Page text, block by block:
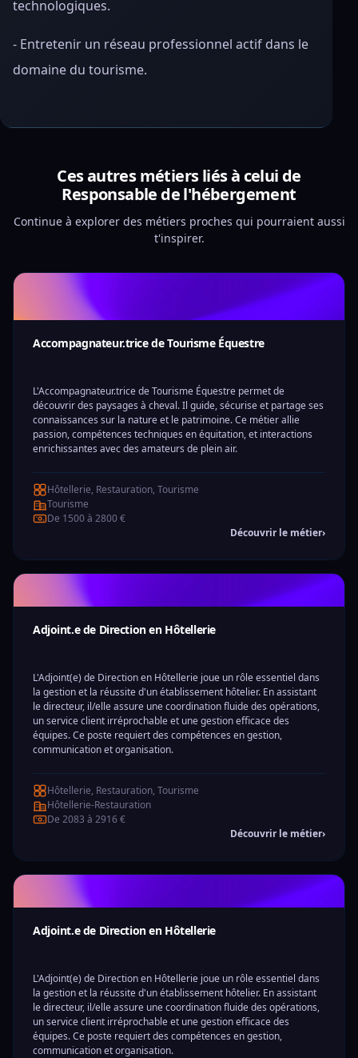
technologiques.
- Entretenir un réseau professionnel actif dans le
domaine du tourisme.
Ces autres métiers liés à celui de
Responsable de l'hébergement
Continue à explorer des métiers proches qui pourraient aussi
t'inspirer.
Accompagnateur.trice de Tourisme Équestre
L'Accompagnateur.trice de Tourisme Équestre permet de
découvrir des paysages à cheval. Il guide, sécurise et partage ses
connaissances sur la nature et le patrimoine. Ce métier allie
passion, compétences techniques en équitation, et interactions
enrichissantes avec des amateurs de plein air.
Hôtellerie, Restauration, Tourisme
Tourisme
De 1500 à 2800 €
Découvrir le métier›
Adjoint.e de Direction en Hôtellerie
L'Adjoint(e) de Direction en Hôtellerie joue un rôle essentiel dans
la gestion et la réussite d'un établissement hôtelier. En assistant
le directeur, il/elle assure une coordination fluide des opérations,
un service client irréprochable et une gestion efficace des
équipes. Ce poste requiert des compétences en gestion,
communication et organisation.
Hôtellerie, Restauration, Tourisme
Hôtellerie-Restauration
De 2083 à 2916 €
Découvrir le métier›
Adjoint.e de Direction en Hôtellerie
L'Adjoint(e) de Direction en Hôtellerie joue un rôle essentiel dans
la gestion et la réussite d'un établissement hôtelier. En assistant
le directeur, il/elle assure une coordination fluide des opérations,
un service client irréprochable et une gestion efficace des
équipes. Ce poste requiert des compétences en gestion,
communication et organisation.